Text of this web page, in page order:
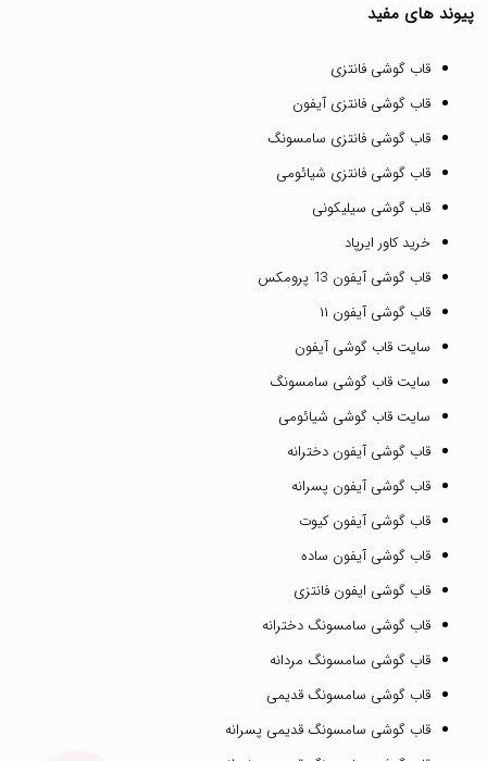
پیوند های مفید
قاب گوشی فانتزی
قاب گوشی فانتزی آیفون
قاب گوشی فانتزی سامسونگ
قاب گوشی فانتزی شیائومی
قاب گوشی سیلیکونی
خرید کاور ایرپاد
قاب گوشی آیفون 13 پرومکس
قاب گوشی آیفون ۱۱
سایت قاب گوشی آیفون
سایت قاب گوشی سامسونگ
سایت قاب گوشی شیائومی
قاب گوشی آیفون دخترانه
قاب گوشی آیفون پسرانه
قاب گوشی آیفون کیوت
قاب گوشی آیفون ساده
قاب گوشی ایفون فانتزی
قاب گوشی سامسونگ دخترانه
قاب گوشی سامسونگ مردانه
قاب گوشی سامسونگ قدیمی
قاب گوشی سامسونگ قدیمی پسرانه